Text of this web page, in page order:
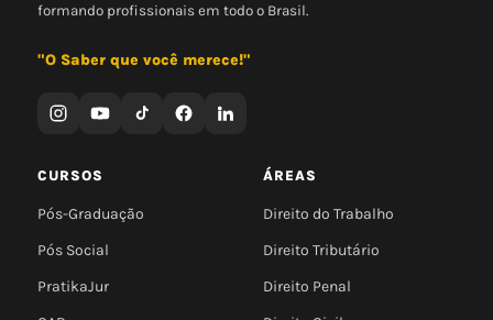
formando profissionais em todo o Brasil.
"O Saber que você merece!"
CURSOS
Pós-Graduação
Pós Social
PratikaJur
ÁREAS
Direito do Trabalho
Direito Tributário
Direito Penal